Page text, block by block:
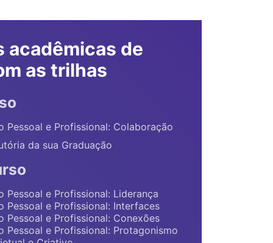
acadêmicas de
as trilhas
Pessoal e Profissional: Colaboração
da sua Graduação
Pessoal e Profissional: Liderança
Pessoal e Profissional: Interfaces
Pessoal e Profissional: Conexões
Pessoal e Profissional: Protagonismo